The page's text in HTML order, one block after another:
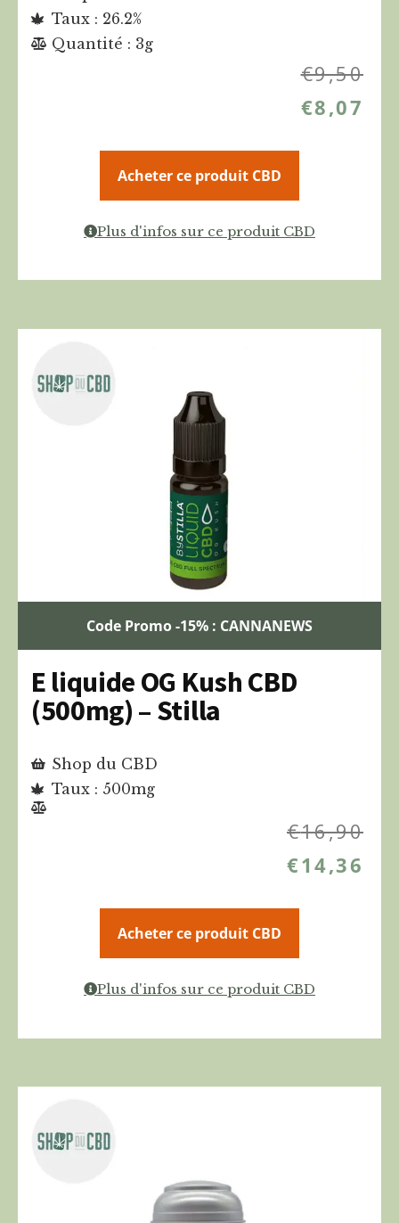
Taux : 26.2%
Quantité : 3g
€9,50
€8,07
Acheter ce produit CBD
Plus d'infos sur ce produit CBD
Code Promo -15% : CANNANEWS
E liquide OG Kush CBD
(500mg) – Stilla
Shop du CBD
Taux : 500mg
€16,90
€14,36
Acheter ce produit CBD
Plus d'infos sur ce produit CBD